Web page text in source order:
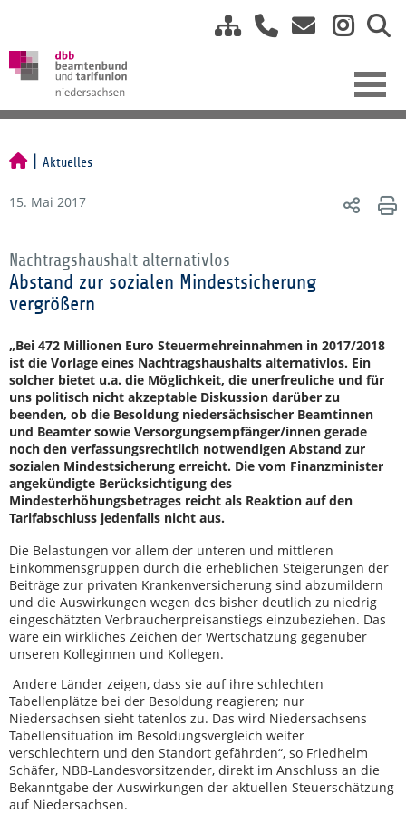
Aktuelles
15. Mai 2017
Nachtragshaushalt alternativlos
Abstand zur sozialen Mindestsicherung
vergrößern
„Bei 472 Millionen Euro Steuermehreinnahmen in 2017/2018
ist die Vorlage eines Nachtragshaushalts alternativlos. Ein
solcher bietet u.a. die Möglichkeit, die unerfreuliche und für
uns politisch nicht akzeptable Diskussion darüber zu
beenden, ob die Besoldung niedersächsischer Beamtinnen
und Beamter sowie Versorgungsempfänger/innen gerade
noch den verfassungsrechtlich notwendigen Abstand zur
sozialen Mindestsicherung erreicht. Die vom Finanzminister
angekündigte Berücksichtigung des
Mindesterhöhungsbetrages reicht als Reaktion auf den
Tarifabschluss jedenfalls nicht aus.
Die Belastungen vor allem der unteren und mittleren
Einkommensgruppen durch die erheblichen Steigerungen der
Beiträge zur privaten Krankenversicherung sind abzumildern
und die Auswirkungen wegen des bisher deutlich zu niedrig
eingeschätzten Verbraucherpreisanstiegs einzubeziehen. Das
wäre ein wirkliches Zeichen der Wertschätzung gegenüber
unseren Kolleginnen und Kollegen.
Andere Länder zeigen, dass sie auf ihre schlechten
Tabellenplätze bei der Besoldung reagieren; nur
Niedersachsen sieht tatenlos zu. Das wird Niedersachsens
Tabellensituation im Besoldungsvergleich weiter
verschlechtern und den Standort gefährden“, so Friedhelm
Schäfer, NBB-Landesvorsitzender, direkt im Anschluss an die
Bekanntgabe der Auswirkungen der aktuellen Steuerschätzung
auf Niedersachsen.